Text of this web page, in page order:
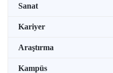
Sanat
Kariyer
Araştırma
Kampüs